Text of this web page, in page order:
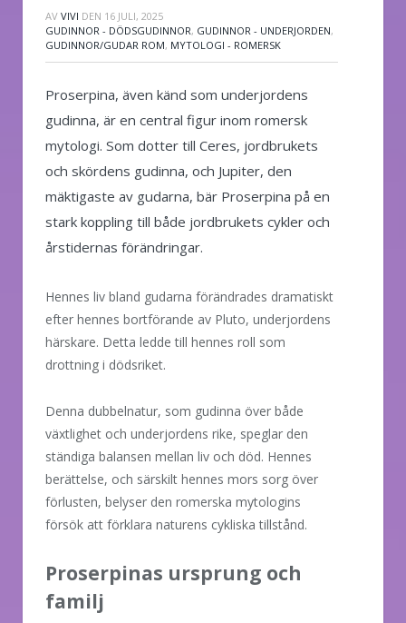
AV VIVI DEN 16 JULI, 2025
GUDINNOR - DÖDSGUDINNOR, GUDINNOR - UNDERJORDEN,
GUDINNOR/GUDAR ROM, MYTOLOGI - ROMERSK
Proserpina, även känd som underjordens
gudinna, är en central figur inom romersk
mytologi. Som dotter till Ceres, jordbrukets
och skördens gudinna, och Jupiter, den
mäktigaste av gudarna, bär Proserpina på en
stark koppling till både jordbrukets cykler och
årstidernas förändringar.
Hennes liv bland gudarna förändrades dramatiskt
efter hennes bortförande av Pluto, underjordens
härskare. Detta ledde till hennes roll som
drottning i dödsriket.
Denna dubbelnatur, som gudinna över både
växtlighet och underjordens rike, speglar den
ständiga balansen mellan liv och död. Hennes
berättelse, och särskilt hennes mors sorg över
förlusten, belyser den romerska mytologins
försök att förklara naturens cykliska tillstånd.
Proserpinas ursprung och
familj